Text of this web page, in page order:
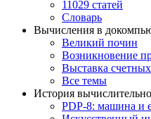
11029 статей
Словарь
Вычисления в
Великий почин
Возникновение
Выставка
Все темы
История
PDP-8: машина и